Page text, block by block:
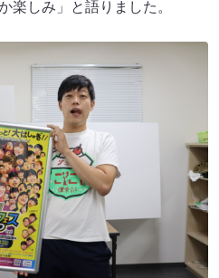
楽しみ」と語りました。